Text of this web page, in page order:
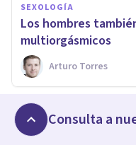
SEXOLOGÍA
​Los hombres
multiorgásmicos
Arturo Torres
PSICOLOGÍA CLÍNICA
​Prediciendo la
Consulta a